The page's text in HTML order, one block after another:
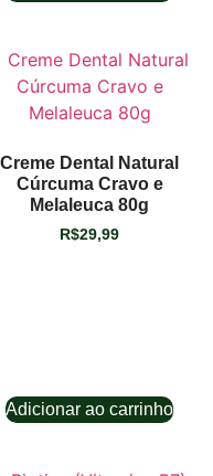
Creme Dental Natural
Cúrcuma Cravo e
Melaleuca 80g
R$29,99
Adicionar ao carrinho